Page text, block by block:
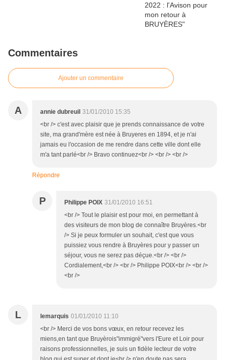
Commentaires
Ajouter un commentaire
A annie dubreuil 31/01/2010 15:35
<br /> c'est avec plaisir que je prends connaissance de votre
site, ma grand'mère est née à Bruyeres en 1894, et je n'ai
jamais eu l'occasion de me rendre dans cette ville dont elle
m'a tant parlé<br /> Bravo continuez<br /> <br /> <br />
Répondre
P Philippe POIX 31/01/2010 16:51
<br /> Tout le plaisir est pour moi, en permettant à
des visiteurs de mon blog de connaître Bruyères.<br
/> Si je peux formuler un souhait, c'est que vous
puissiez vous rendre à Bruyères pour y passer un
séjour, vous ne serez pas déçue.<br /> <br />
Cordialement,<br /> <br /> Philippe POIX<br /> <br />
<br />
L lemarquis 01/01/2010 11:10
<br /> Merci de vos bons vœux, en retour recevez les
miens,en tant que Bruyèrois"immigré"vers l'Eure et Loir pour
raisons professionnelles, je suis un fidèle lecteur de votre